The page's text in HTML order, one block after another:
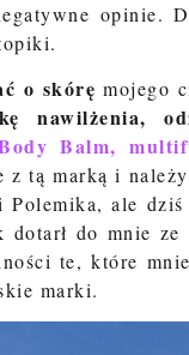
opinie.
o skórę mojego
nawilżenia,
Balm,
z tą marką i
ale
dotarł do mnie
te, które
marki.